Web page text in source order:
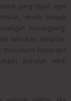
yang tepat agar
masih banyak
berlangsung.
kekuatan, tampilan,
beberapa
berjalan lebih